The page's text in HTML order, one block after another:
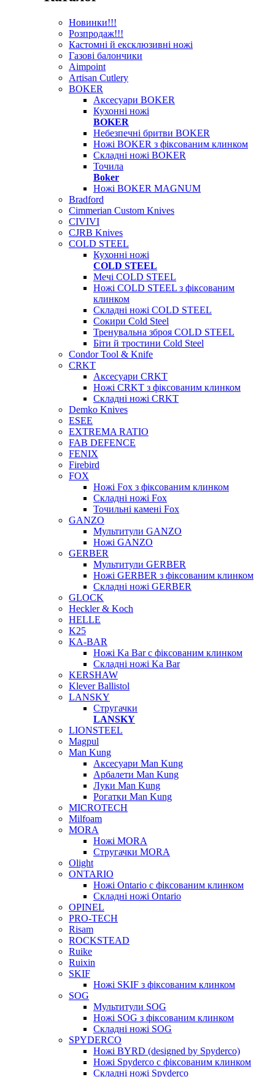
Новинки!!!
Розпродаж!!!
Кастомні й ексклюзивні ножі
Газові балончики
Aimpoint
Artisan Cutlery
BOKER
Аксесуари BOKER
Кухонні ножі
BOKER
Небезпечні бритви BOKER
Ножі BOKER з фіксованим клинком
Складні ножі BOKER
Точила
Boker
Ножі BOKER MAGNUM
Bradford
Cimmerian Custom Knives
CIVIVI
CJRB Knives
COLD STEEL
Кухонні ножі
COLD STEEL
Мечі COLD STEEL
Ножі COLD STEEL з фіксованим
клинком
Складні ножі COLD STEEL
Сокири Cold Steel
Тренувальна зброя COLD STEEL
Біти й тростини Cold Steel
Condor Tool & Knife
CRKT
Аксесуари CRKT
Ножі CRKT з фіксованим клинком
Складні ножі CRKT
Demko Knives
ESEE
EXTREMA RATIO
FAB DEFENCE
FENIX
Firebird
FOX
Ножі Fox з фіксованим клинком
Складні ножі Fox
Точильні камені Fox
GANZO
Мультитули GANZO
Ножі GANZO
GERBER
Мультитули GERBER
Ножі GERBER з фіксованим клинком
Складні ножі GERBER
GLOCK
Heckler & Koch
HELLE
K25
KA-BAR
Ножі Ka Bar c фіксованим клинком
Складні ножі Ka Bar
KERSHAW
Klever Ballistol
LANSKY
Стругачки
LANSKY
LIONSTEEL
Magpul
Man Kung
Аксесуари Man Kung
Арбалети Man Kung
Луки Man Kung
Рогатки Man Kung
MICROTECH
Milfoam
MORA
Ножі MORA
Стругачки MORA
Olight
ONTARIO
Ножі Ontario c фіксованим клинком
Складні ножі Ontario
OPINEL
PRO-TECH
Risam
ROCKSTEAD
Ruike
Ruixin
SKIF
Ножі SKIF з фіксованим клинком
SOG
Мультитули SOG
Ножі SOG з фіксованим клинком
Складні ножі SOG
SPYDERCO
Ножі BYRD (designed by Spyderco)
Ножі Spyderco c фіксованим клинком
Складні ножі Spyderco